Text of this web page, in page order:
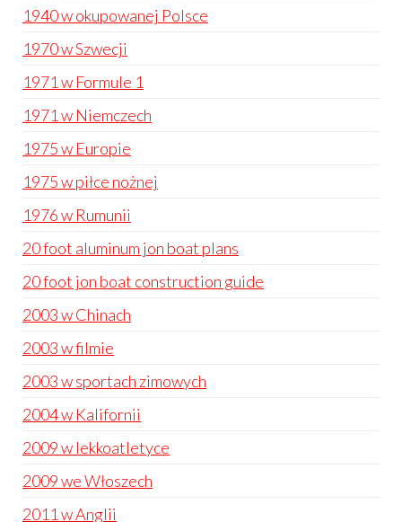
1940 w okupowanej Polsce
1970 w Szwecji
1971 w Formule 1
1971 w Niemczech
1975 w Europie
1975 w piłce nożnej
1976 w Rumunii
20 foot aluminum jon boat plans
20 foot jon boat construction guide
2003 w Chinach
2003 w filmie
2003 w sportach zimowych
2004 w Kalifornii
2009 w lekkoatletyce
2009 we Włoszech
2011 w Anglii